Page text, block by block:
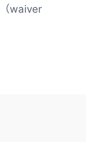
（waiver